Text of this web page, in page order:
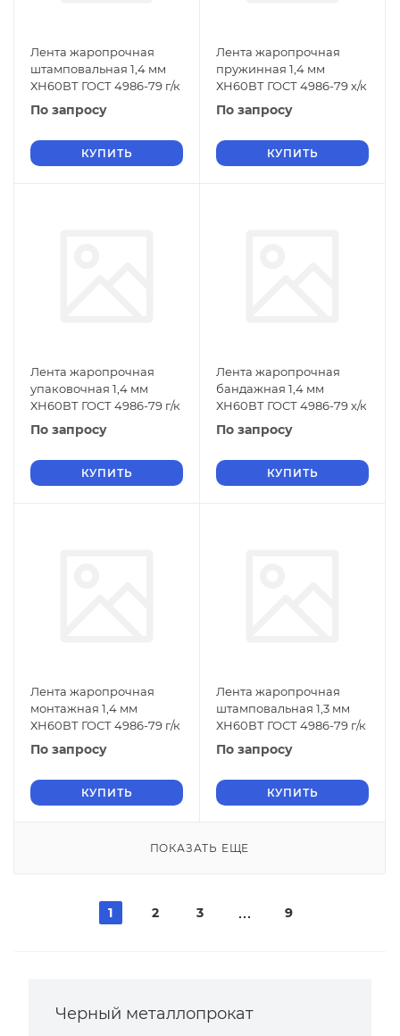
Лента жаропрочная
штамповальная 1,4 мм
ХН60ВТ ГОСТ 4986-79 г/к
По запросу
КУПИТЬ
Лента жаропрочная
пружинная 1,4 мм
ХН60ВТ ГОСТ 4986-79 х/к
По запросу
КУПИТЬ
Лента жаропрочная
упаковочная 1,4 мм
ХН60ВТ ГОСТ 4986-79 г/к
По запросу
КУПИТЬ
Лента жаропрочная
бандажная 1,4 мм
ХН60ВТ ГОСТ 4986-79 х/к
По запросу
КУПИТЬ
Лента жаропрочная
монтажная 1,4 мм
ХН60ВТ ГОСТ 4986-79 г/к
По запросу
КУПИТЬ
Лента жаропрочная
штамповальная 1,3 мм
ХН60ВТ ГОСТ 4986-79 г/к
По запросу
КУПИТЬ
ПОКАЗАТЬ ЕЩЕ
1 2 3 9
Черный металлопрокат